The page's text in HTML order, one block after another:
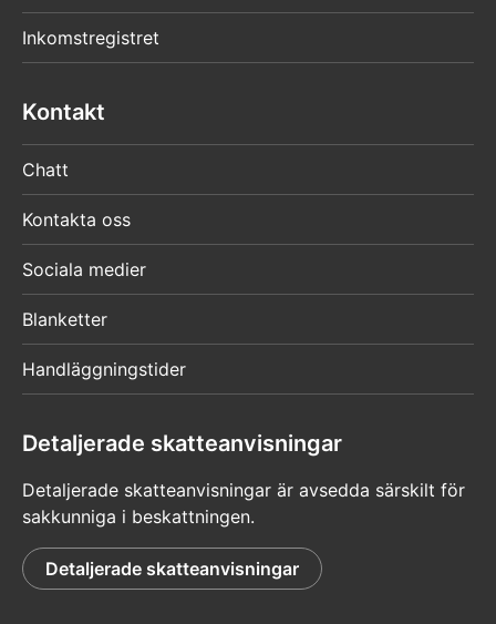
Inkomstregistret
Kontakt
Chatt
Kontakta oss
Sociala medier
Blanketter
Handläggningstider
Detaljerade skatteanvisningar
Detaljerade skatteanvisningar är avsedda särskilt för
sakkunniga i beskattningen.
Detaljerade skatteanvisningar